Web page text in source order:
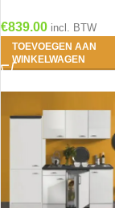
koelkast + RVS
KT156-9-365
€839.00 incl. BTW
TOEVOEGEN AAN
WINKELWAGEN